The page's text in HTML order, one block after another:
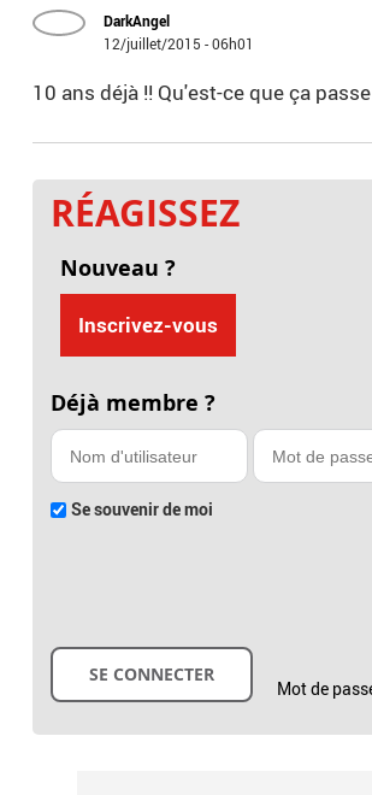
DarkAngel
12/juillet/2015 - 06h01
10 ans déjà !! Qu'est-ce que ça
RÉAGISSEZ
Nouveau ?
Inscrivez-vous
Déjà membre ?
Se souvenir de moi
Mot de